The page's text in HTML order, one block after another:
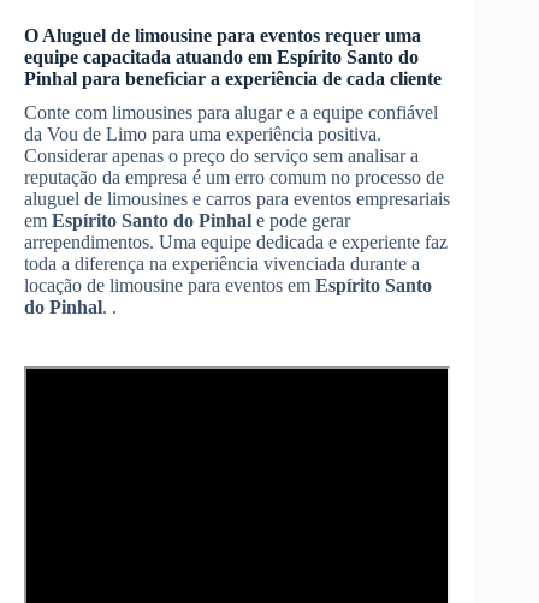
O Aluguel de limousine para eventos requer uma
equipe capacitada atuando em Espírito Santo do
Pinhal para beneficiar a experiência de cada cliente
Conte com limousines para alugar e a equipe confiável
da Vou de Limo para uma experiência positiva.
Considerar apenas o preço do serviço sem analisar a
reputação da empresa é um erro comum no processo de
aluguel de limousines e carros para eventos empresariais
em Espírito Santo do Pinhal e pode gerar
arrependimentos. Uma equipe dedicada e experiente faz
toda a diferença na experiência vivenciada durante a
locação de limousine para eventos em Espírito Santo
do Pinhal. .